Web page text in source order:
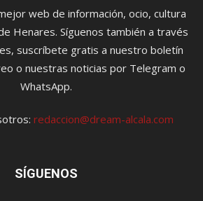
web de información, ocio, cultura
Henares. Síguenos también a través
suscríbete gratis a nuestro boletín
o nuestras noticias por Telegram o
WhatsApp.
redaccion@dream-alcala.com
SÍGUENOS